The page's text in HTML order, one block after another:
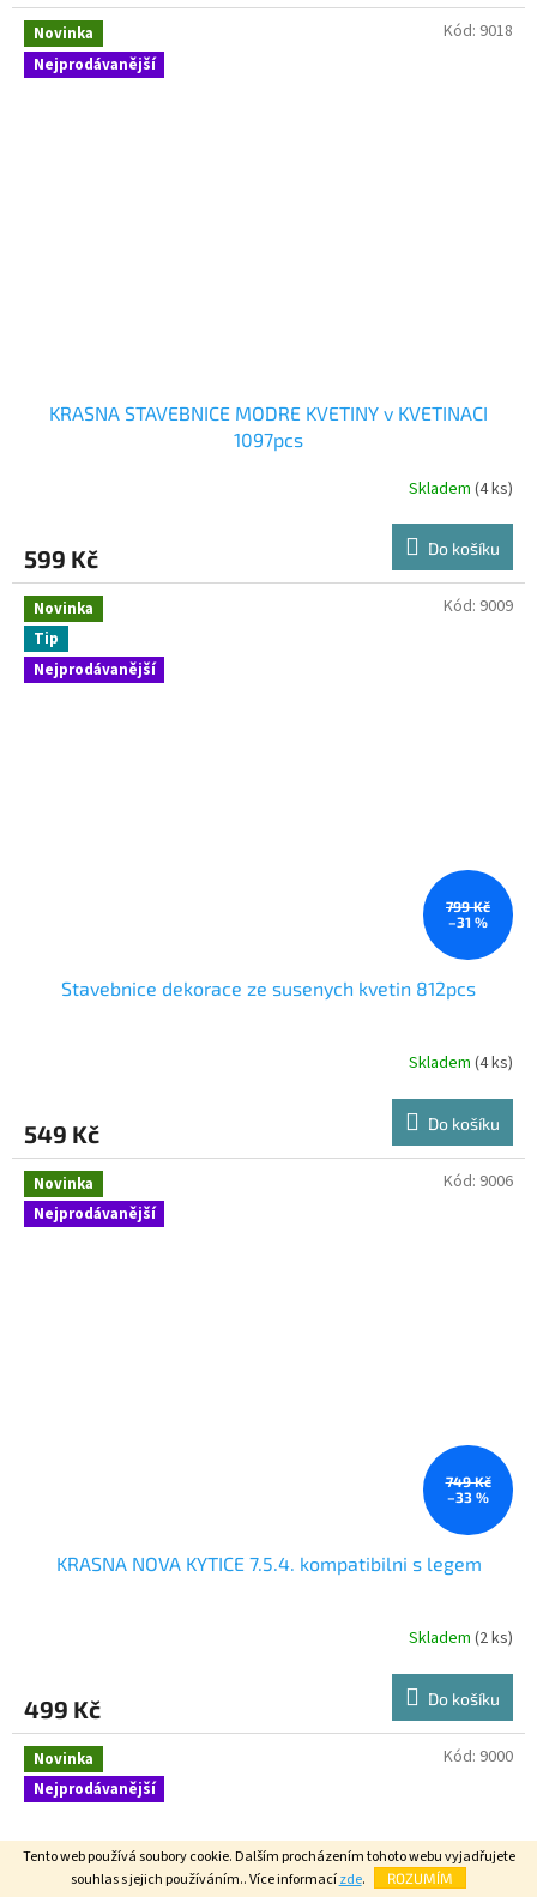
Tento web používá soubory cookie. Dalším procházením tohoto webu vyjadřujete
souhlas s jejich používáním.. Více informacízde. ROZUMÍM
Novinka
Nejprodávanější
KRASNA STAVEBNICE MODRE KVETINY v KVETINACI
1097pcs
Skladem (4 ks)
599 Kč Do košíku
Kód: 9018
Novinka
Tip
Nejprodávanější
799 Kč
–31 %
Stavebnice dekorace ze susenych kvetin 812pcs
Skladem (4 ks)
549 Kč Do košíku
Kód: 9009
Novinka
Nejprodávanější
749 Kč
–33 %
KRASNA NOVA KYTICE 7.5.4. kompatibilni s legem
Skladem (2 ks)
499 Kč Do košíku
Kód: 9006
Novinka
Nejprodávanější
Kód: 9000